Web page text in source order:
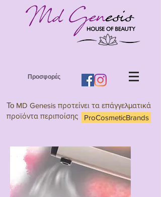
Προσφορές
Το MD Genesis προτείνει τα επάγγελματικά
προϊόντα περιποίσης
ProCosmeticBrands